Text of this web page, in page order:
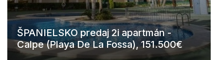
ŠPANIELSKO predaj 2i apartmán -
Calpe (Playa De La Fossa), 151.500€